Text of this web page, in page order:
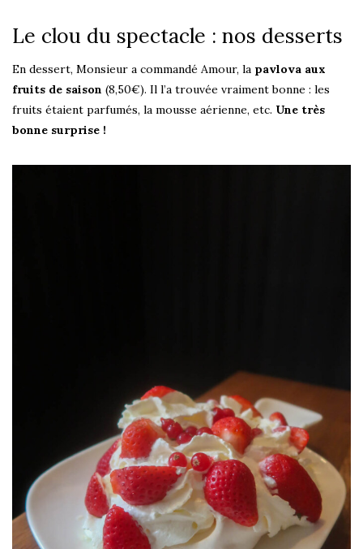
Le clou du spectacle : nos desserts
En dessert, Monsieur a commandé Amour, la pavlova aux
fruits de saison (8,50€). Il l’a trouvée vraiment bonne : les
fruits étaient parfumés, la mousse aérienne, etc. Une très
bonne surprise !